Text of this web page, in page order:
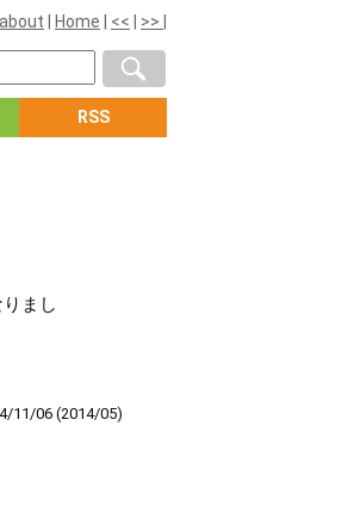
about Home << >>
RSS
まし
11/06 (2014/05)